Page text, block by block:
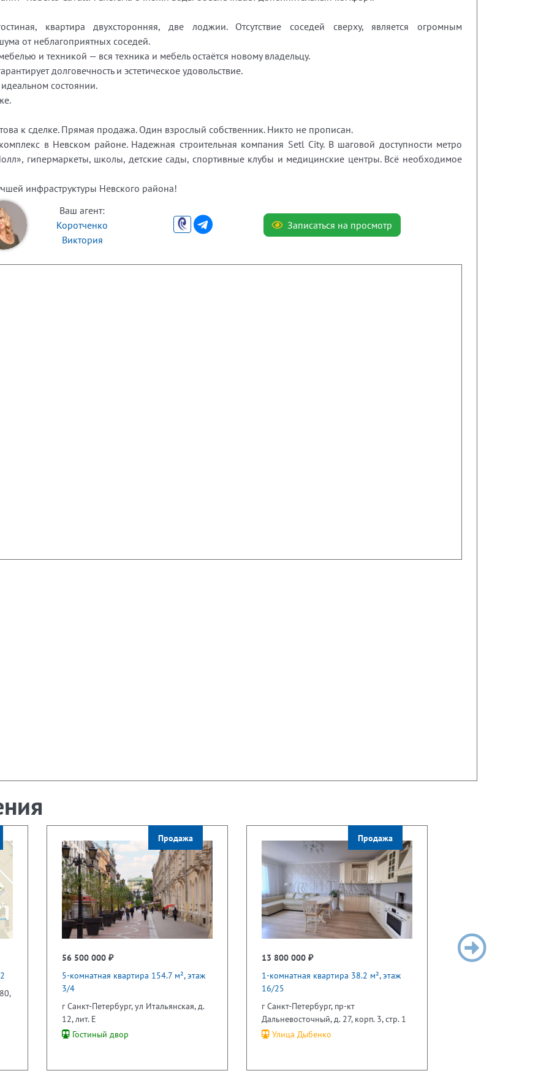
квартира двухсторонняя, две лоджии. Отсутствие соседей сверху, является огромным
от неблагоприятных соседей.
и техникой — вся техника и мебель остаётся новому владельцу.
долговечность и эстетическое удовольствие.
состоянии.
к сделке. Прямая продажа. Один взрослый собственник. Никто не прописан.
в Невском районе. Надежная строительная компания Setl City. В шаговой доступности метро
гипермаркеты, школы, детские сады, спортивные клубы и медицинские центры. Всё необходимое
инфраструктуры Невского района!
Ваш агент:
Коротченко
Виктория
Записаться на просмотр
Продажа
56 500 000 ₽
5-комнатная квартира 154.7 м², этаж
3/4
г Санкт-Петербург, ул Итальянская, д.
12, лит. Е
Гостиный двор
Продажа
13 800 000 ₽
1-комнатная квартира 38.2 м², этаж
16/25
г Санкт-Петербург, пр-кт
Дальневосточный, д. 27, корп. 3, стр. 1
Улица Дыбенко